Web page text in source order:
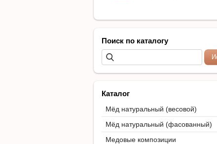
Поиск по каталогу
Каталог
Мёд натуральный (весовой)
Мёд натуральный (фасованный)
Медовые композиции